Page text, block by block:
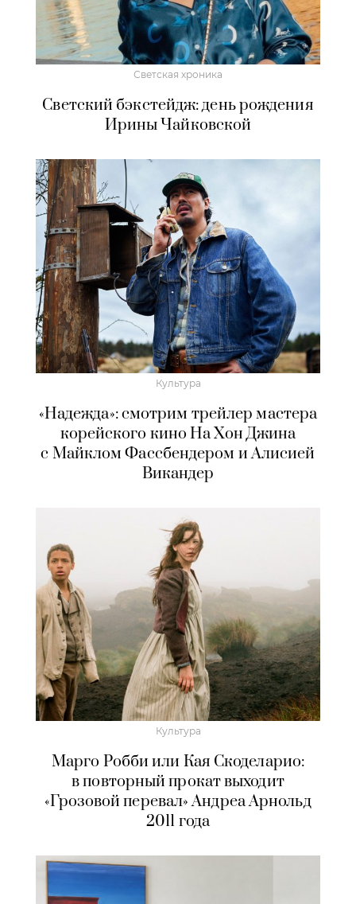
Светская хроника
Светский бэкстейдж: день рождения
Ирины Чайковской
Культура
«Надежда»: смотрим трейлер мастера
корейского кино На Хон Джина
с Майклом Фассбендером и Алисией
Викандер
Культура
Марго Робби или Кая Скоделарио:
в повторный прокат выходит
«Грозовой перевал» Андреа Арнольд
2011 года